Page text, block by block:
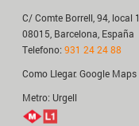
C/ Comte Borrell, 94, local 1
08015, Barcelona, España
Telefono:931 24 24 88
Como Llegar:Google Maps
Metro: Urgell